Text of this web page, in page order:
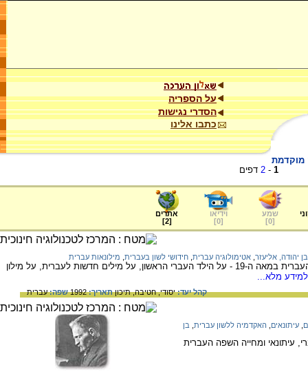
על הספריה
הסדרי נגישות
כתבו אלינו
מוקדמת
1
-
2 דפים
שמע
[
0
]
וידיאו
[
0
]
אתרים
[
2
]
בן יהודה, אליעזר אטימולוגיה עברית חידושי לשון בעברית מילונאות עברית
על המהפכה שחולל אליעזר בן יהודה בשפה העברית במאה ה-19 - על הילד העברי הראשון, על מילים חדשות לעברית, על מילון
מלא...
קהל יעד:יסודי,חטיבה,תיכוןתאריך:1992 שפה:עברית
עיתונאים האקדמיה ללשון עברית בן
עיתונאי ומחייה השפה העברית